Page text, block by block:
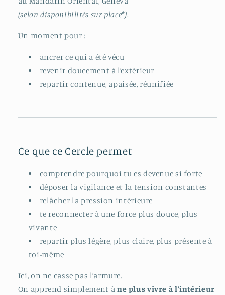
(selon disponibilités sur place*).
Un moment pour :
ancrer ce qui a été vécu
revenir doucement à l’extérieur
repartir contenue, apaisée, réunifiée
Ce que ce Cercle permet
comprendre pourquoi tu es devenue si forte
déposer la vigilance et la tension constantes
relâcher la pression intérieure
te reconnecter à une force plus douce, plus
vivante
repartir plus légère, plus claire, plus présente à
toi-même
Ici, on ne casse pas l’armure.
On apprend simplement à ne plus vivre à l’intérieur